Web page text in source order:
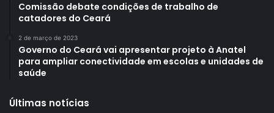
Comissão debate condições de trabalho de
catadores do Ceará
2 de março de 2023
Governo do Ceará vai apresentar projeto à Anatel
para ampliar conectividade em escolas e unidades de
saúde
Últimas notícias